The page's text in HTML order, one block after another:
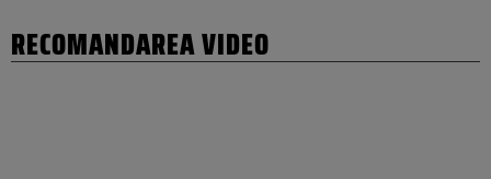
RECOMANDAREA VIDEO